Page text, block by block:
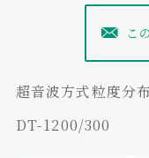
こ
超音波方式粒度分
DT-1200/300